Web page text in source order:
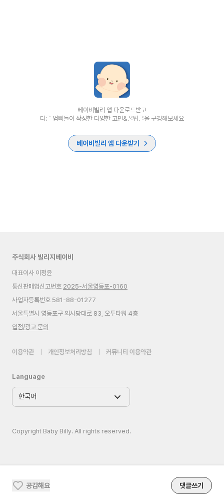
공감해요 댓글쓰기
베이비빌리 앱 다운로드받고
다른 엄빠들이 작성한 다양한 고민&꿀팁글을 구경해보세요
베이비빌리 앱 다운받기
주식회사 빌리지베이비
대표이사 이정윤
통신판매업신고번호 2025-서울영등포-0160
사업자등록번호 581-88-01277
서울특별시 영등포구 의사당대로 83, 오투타워 4층
입점/광고 문의
이용약관 개인정보처리방침 커뮤니티 이용약관
Language
Copyright Baby Billy. All rights reserved.